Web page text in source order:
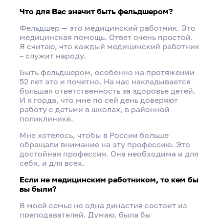
Что для Вас значит быть фельдшером?
Фельдшер — это медицинский работник. Это
медицинская помощь. Ответ очень простой.
Я считаю, что каждый медицинский работник
– служит народу.
Быть фельдшером, особенно на протяжении
52 лет это и почетно. На нас накладывается
большая ответственность за здоровье детей.
И я горда, что мне по сей день доверяют
работу с детьми в школах, в районной
поликлинике.
Мне хотелось, чтобы в России больше
обращали внимание на эту профессию. Это
достойная профессия. Она необходима и для
себя, и для всех.
Если не медицинским работником, то кем бы
вы были?
В моей семье не одна династия состоит из
преподавателей. Думаю, была бы